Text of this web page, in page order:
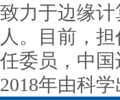
致力于边缘
人。目前，
任委员，中
2018年由科